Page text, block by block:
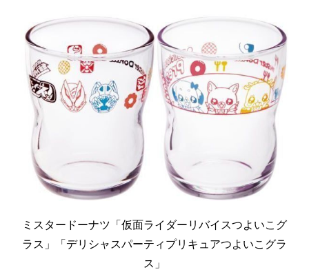
ミスタードーナツ「仮面ライダーリバイスつよいこグ
ラス」「デリシャスパーティプリキュアつよいこグラ
ス」